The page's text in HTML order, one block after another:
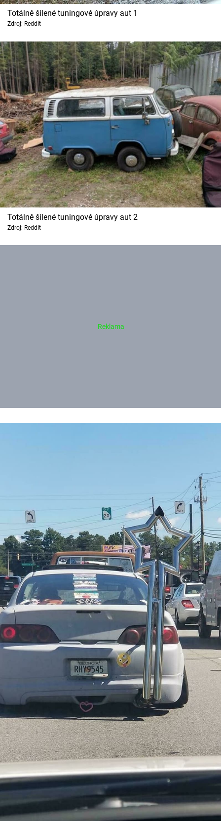
Cool Esport
TV Program
Sledujte prima+
Přihlášení
Sledujte nás
Totálně šílené tuningové úpravy aut 1
Zdroj: Reddit
Totálně šílené tuningové úpravy aut 2
Zdroj: Reddit